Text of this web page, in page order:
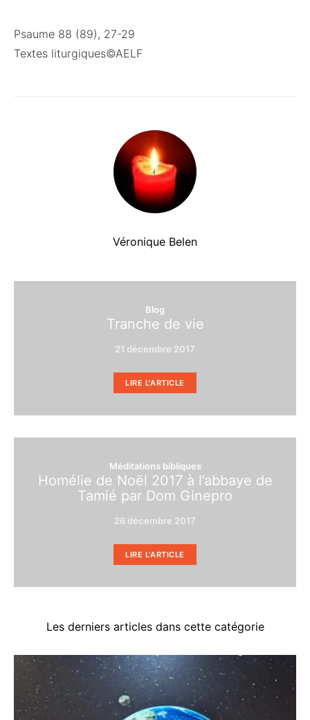
Psaume 88 (89), 27-29
Textes liturgiques©AELF
Véronique Belen
Blog
Tranche de vie
21 décembre 2017
LIRE L'ARTICLE
Méditations bibliques
Homélie de Noël 2017 à l’abbaye de
Tamié par Dom Ginepro
26 décembre 2017
LIRE L'ARTICLE
Les derniers articles dans cette catégorie